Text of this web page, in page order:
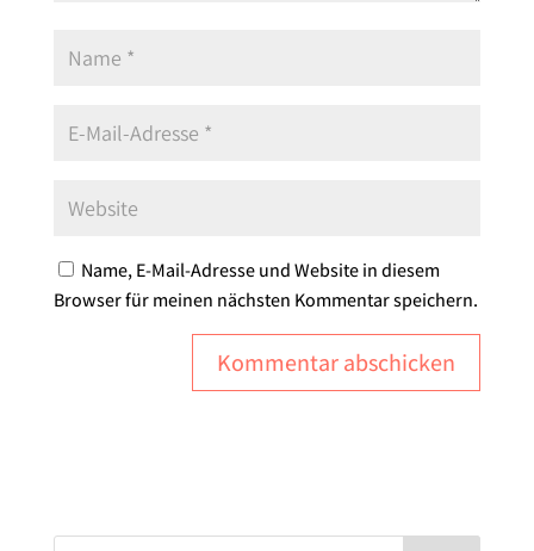
Name, E-Mail-Adresse und Website in diesem
Browser für meinen nächsten Kommentar speichern.
Kommentar abschicken